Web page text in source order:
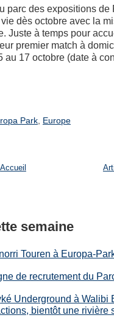
parc des expositions de
dès octobre avec la
Juste à temps pour
premier match à
17 octobre (date à
Park, Europe
Accueil
semaine
Touren à Europa-
de recrutement du
Underground à Walibi
bientôt une rivière